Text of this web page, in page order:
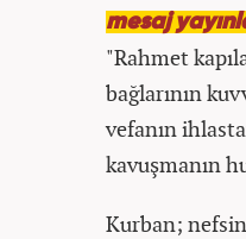
mesaj
"Rahmet
bağlarının
vefanın
kavuşmanın
Kurban;